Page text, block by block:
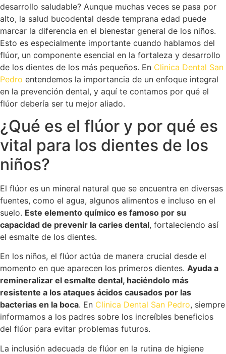
desarrollo saludable? Aunque muchas veces se pasa por
alto, la salud bucodental desde temprana edad puede
marcar la diferencia en el bienestar general de los niños.
Esto es especialmente importante cuando hablamos del
flúor, un componente esencial en la fortaleza y desarrollo
de los dientes de los más pequeños. En Clinica Dental San
Pedro entendemos la importancia de un enfoque integral
en la prevención dental, y aquí te contamos por qué el
flúor debería ser tu mejor aliado.
¿Qué es el flúor y por qué es
vital para los dientes de los
niños?
El flúor es un mineral natural que se encuentra en diversas
fuentes, como el agua, algunos alimentos e incluso en el
suelo. Este elemento químico es famoso por su
capacidad de prevenir la caries dental, fortaleciendo así
el esmalte de los dientes.
En los niños, el flúor actúa de manera crucial desde el
momento en que aparecen los primeros dientes. Ayuda a
remineralizar el esmalte dental, haciéndolo más
resistente a los ataques ácidos causados por las
bacterias en la boca. En Clinica Dental San Pedro, siempre
informamos a los padres sobre los increíbles beneficios
del flúor para evitar problemas futuros.
La inclusión adecuada de flúor en la rutina de higiene